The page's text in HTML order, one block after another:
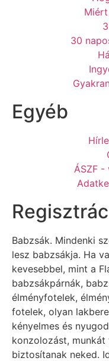
30
Egyéb
ÁSZF -
Babzsák. Mindenki
lesz babzsákja. Ha
kevesebbel, mint a
babzsákpárnák,
élményfotelek,
fotelek, olyan
kényelmes és
konzolozást,
biztosítanak neked.